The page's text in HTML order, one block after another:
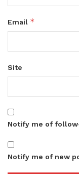
Email *
Site
Notify me of
Notify me of new